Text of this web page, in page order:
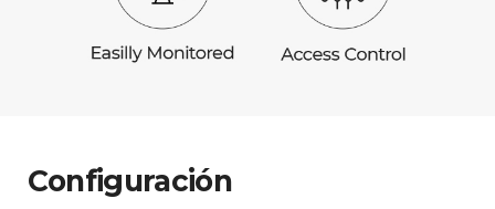
Configuración